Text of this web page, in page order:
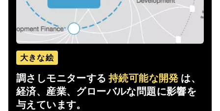
大きな絵
調さしモニターする 持続可能な開発 は、
経済、産業、グローバルな問題に影響を
与えています。